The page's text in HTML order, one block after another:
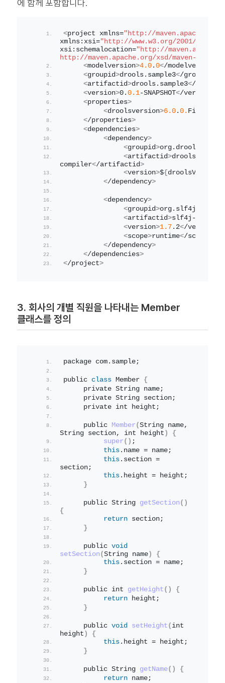
에 함께 포함합니다.
<project xmlns="http://maven.apache.org/
xmlns:xsi="http://www.w3.org/2001/
xsi:schemalocation="http://
http://maven.apache.org/xsd/maven-
<modelversion>4.0. 0</modelversion
<groupid>drools. sample3</groupid
<artifactid>drools. sample3</
<version>0. 0.1-SNAPSHOT</version
<properties>
<droolsversion>6.0. 0. Final
</properties>
<dependencies>
<dependency>
<groupid>org. drools
<artifactid>drools-
compiler</artifactid>
<version>${droolsVersion
</dependency>
<dependency>
<groupid>org. slf4j
<artifactid>slf4j-simple
<version>1.7. 2</version
<scope>runtime</scope
</dependency>
</dependencies>
</project>
3. 회사의 개별 직원을 나타내는 Member
클래스를 정의
package com. sample;
public class Member {
     private String name;
     private String section;
     private int height;
     public
Member (String name,
String section, int height )
{
super () ;
this. name = name;
this. section =
section;
this. height = height;
}
     public String
getSection ()
{
return section;
}
     public
void
setSection (String name)
{
this. section = name;
}
     public int
getHeight ()
{
return height;
}
     public
void setHeight ( int
height )
{
this. height = height;
}
     public String
getName()
{
return name;